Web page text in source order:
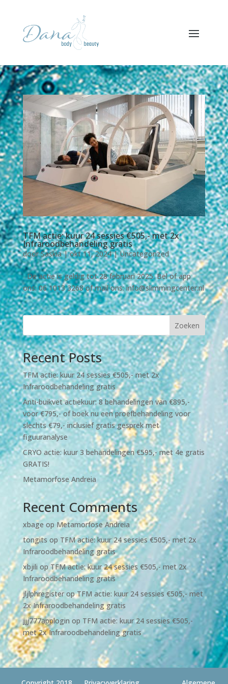
TFM actie: kuur 24 sessies €505,- met 2x
Infraroodbehandeling gratis
doorSaskia|okt 11, 2024|Uncategorized
De actie is geldig tot 28 februari 2025. Bel of app
ons: 06 1013 3268 of mail ons: info@slimmingcenter.nl
Zoeken
Recent Posts
TFM actie: kuur 24 sessies €505,- met 2x
Infraroodbehandeling gratis
Anti-buikvet actiekuur: 8 behandelingen van €895,-
voor €795,- of boek nu een proefbehandeling voor
slechts €79,- inclusief gratis gesprek met
figuuranalyse
CRYO actie: kuur 3 behandelingen €595,- met 4e gratis
GRATIS!
Metamorfose Andreia
Recent Comments
xbage op Metamorfose Andreia
tongitsop TFM actie: kuur 24 sessies €505,- met 2x
Infraroodbehandeling gratis
xbjili opTFM actie: kuur 24 sessies €505,- met 2x
Infraroodbehandeling gratis
jljlphregisteropTFM actie: kuur 24 sessies €505,- met
2x Infraroodbehandeling gratis
jjj777applogin op TFM actie: kuur 24 sessies €505,-
met 2x Infraroodbehandeling gratis